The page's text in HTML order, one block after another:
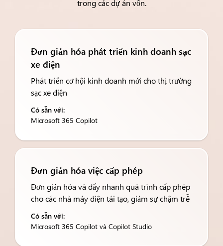
trong các dự án vốn.
Đơn giản hóa phát triển kinh doanh sạc
xe điện
Phát triển cơ hội kinh doanh mới cho thị trường
sạc xe điện
Có sẵn với:
Microsoft 365 Copilot
Đơn giản hóa việc cấp phép
Đơn giản hóa và đẩy nhanh quá trình cấp phép
cho các nhà máy điện tái tạo, giảm sự chậm trễ
Có sẵn với:
Microsoft 365 Copilot và Copilot Studio